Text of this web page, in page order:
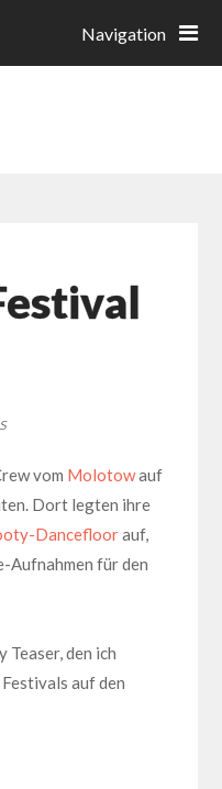
Navigation
vom Molotowauf
Dort legten ihre
Dancefloorauf,
Aufnahmen für den
den ich
auf den